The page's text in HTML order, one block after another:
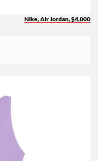
Nike, Air Jordan, $4,000